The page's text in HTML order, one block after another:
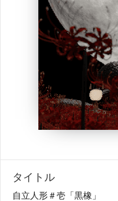
タイトル
自立人形＃壱「黒橡」